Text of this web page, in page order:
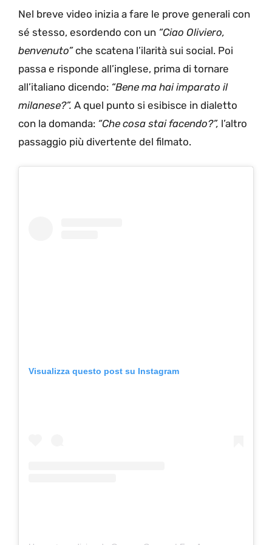
Nel breve video inizia a fare le prove generali con
sé stesso, esordendo con un “Ciao Oliviero,
benvenuto”che scatena l’ilarità sui social. Poi
passa e risponde all’inglese, prima di tornare
all’italiano dicendo: “Bene ma hai imparato il
milanese?”. A quel punto si esibisce in dialetto
con la domanda: “Che cosa stai facendo?”, l’altro
passaggio più divertente del filmato.
Visualizza questo post su Instagram